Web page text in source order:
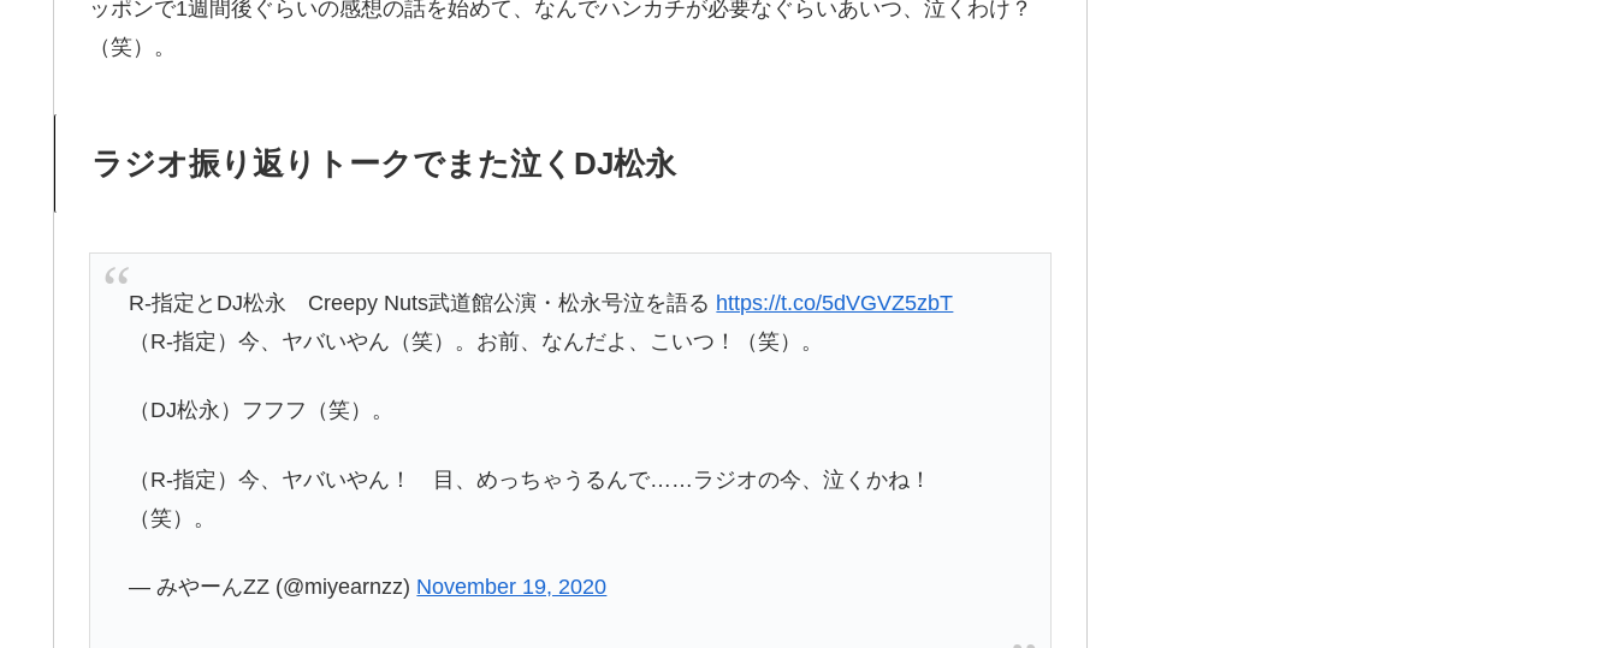
ッポンで1週間後ぐらいの感想の話を始めて、なんでハンカチが必要なぐらいあいつ、泣くわけ？
（笑）。
ラジオ振り返りトークでまた泣くDJ松永
R-指定とDJ松永 Creepy Nuts武道館公演・松永号泣を語る https://t.co/5dVGVZ5zbT
（R-指定）今、ヤバいやん（笑）。お前、なんだよ、こいつ！（笑）。
（DJ松永）フフフ（笑）。
（R-指定）今、ヤバいやん！ 目、めっちゃうるんで……ラジオの今、泣くかね！
（笑）。
— みやーんZZ (@miyearnzz) November 19, 2020